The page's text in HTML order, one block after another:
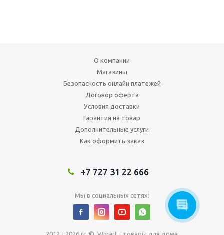
О компании
Магазины
Безопасность онлайн платежей
Договор оферта
Условия доставки
Гарантия на товар
Дополнительные услуги
Как оформить заказ
+7 727 31 22 666
Мы в социальных сетях: